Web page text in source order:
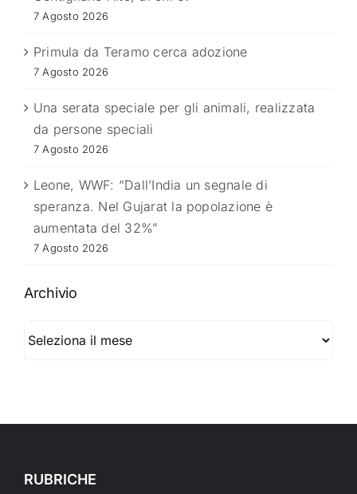
7 Agosto 2026
Primula da Teramo cerca adozione
7 Agosto 2026
Una serata speciale per gli animali, realizzata
da persone speciali
7 Agosto 2026
Leone, WWF: “Dall’India un segnale di
speranza. Nel Gujarat la popolazione è
aumentata del 32%”
7 Agosto 2026
Archivio
RUBRICHE